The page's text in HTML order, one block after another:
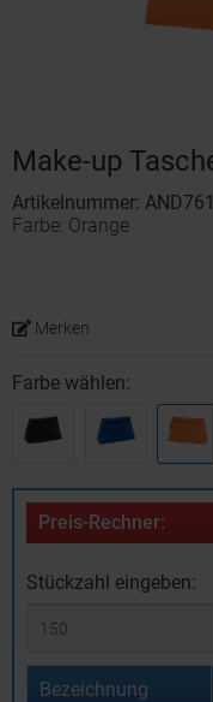
Make-up
Artikelnummer:
Farbe: Orange
Merken
Farbe wählen:
Preis-Rechner:
Stückzahl eingeben:
Bezeichnung